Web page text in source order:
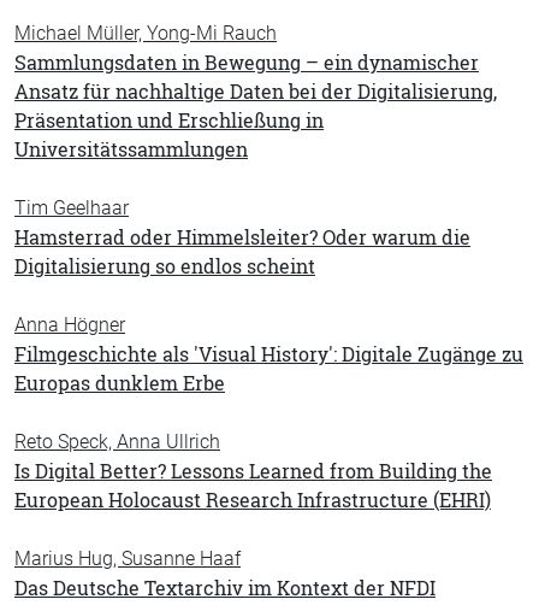
Michael Müller, Yong-Mi Rauch
Sammlungsdaten in Bewegung – ein dynamischer
Ansatz für nachhaltige Daten bei der Digitali­sierung,
Präsentation und Erschließung in
Universitätssammlungen
Tim Geelhaar
Hamsterrad oder Himmelsleiter? Oder warum die
Digitalisierung so endlos scheint
Anna Högner
Filmgeschichte als 'Visual History': Digitale Zugänge zu
Europas dunklem Erbe
Reto Speck, Anna Ullrich
Is Digital Better? Lessons Learned from Building the
European Holocaust Research Infrastructure (EHRI)
Marius Hug, Susanne Haaf
Das Deutsche Textarchiv im Kontext der NFDI